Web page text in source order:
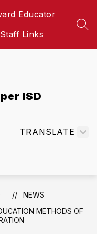
Educator
Staff Links
ISD
TRANSLATE
NEWS
METHODS OF